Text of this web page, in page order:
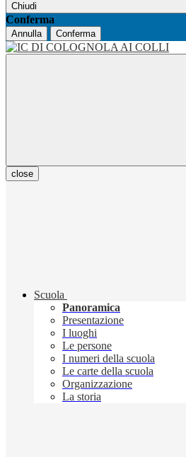
Chiudi
Conferma
Annulla Conferma
close
Scuola
Panoramica
Presentazione
I luoghi
Le persone
I numeri della scuola
Le carte della scuola
Organizzazione
La storia